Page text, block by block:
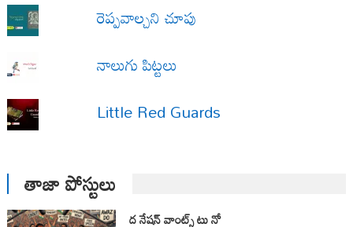
రెప్పవాల్చని చూపు
నాలుగు పిట్టలు
Little Red Guards
తాజా పోస్టులు
ద నేషన్ వాంట్స్ టు నో